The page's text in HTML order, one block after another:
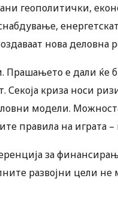
геополитички,
нова деловна
Прашањето е дали ќе
криза носи
модели.
правила на играта
за
развојни цели